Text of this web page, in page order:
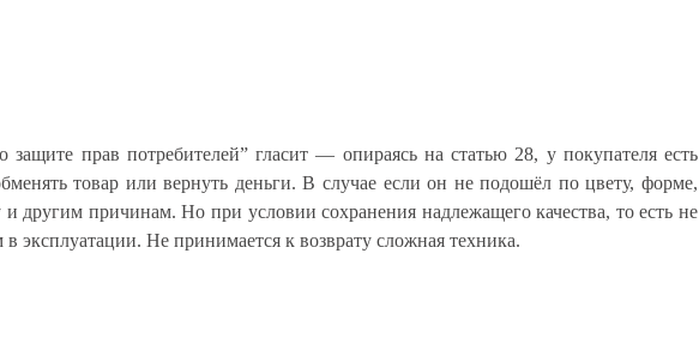
защите прав потребителей” гласит — опираясь на статью 28, у покупателя есть
товар или вернуть деньги. В случае если он не подошёл по цвету, форме,
и другим причинам. Но при условии сохранения надлежащего качества, то есть не
эксплуатации. Не принимается к возврату сложная техника.